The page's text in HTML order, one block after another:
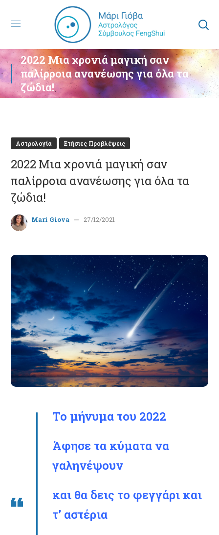
2022 Μια χρονιά μαγική σαν
παλίρροια ανανέωσης για όλα τα
ζώδια!
Αστρολογία Ετήσιες Προβλέψεις
2022 Μια χρονιά μαγική σαν
παλίρροια ανανέωσης για όλα τα
ζώδια!
Mari Giova 27/12/2021
Το μήνυμα του 2022
Άφησε τα κύματα να
γαληνέψουν
και θα δεις το φεγγάρι και
τ’ αστέρια